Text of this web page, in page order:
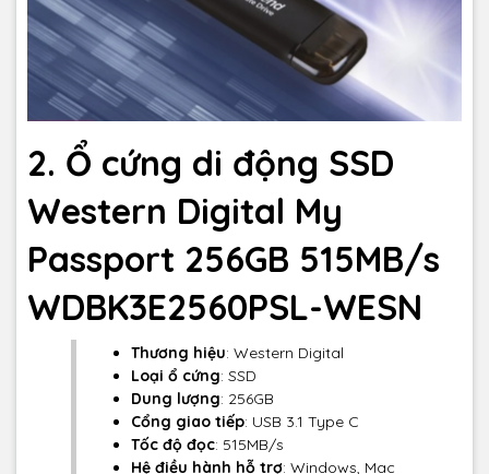
2. Ổ cứng di động SSD
Western Digital My
Passport 256GB 515MB/s
WDBK3E2560PSL-WESN
Thương hiệu: Western Digital
Loại ổ cứng: SSD
Dung lượng: 256GB
Cổng giao tiếp: USB 3.1 Type C
Tốc độ đọc: 515MB/s
Hệ điều hành hỗ trợ: Windows, Mac